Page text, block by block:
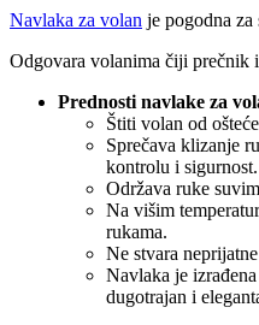
Navlaka za volan je pogodna za
Odgovara volanima čiji prečnik
Prednosti navlake za
Štiti volan od
Sprečava klizanje
kontrolu i sigurnost.
Održava ruke
Na višim
rukama.
Ne stvara
Navlaka je
dugotrajan i